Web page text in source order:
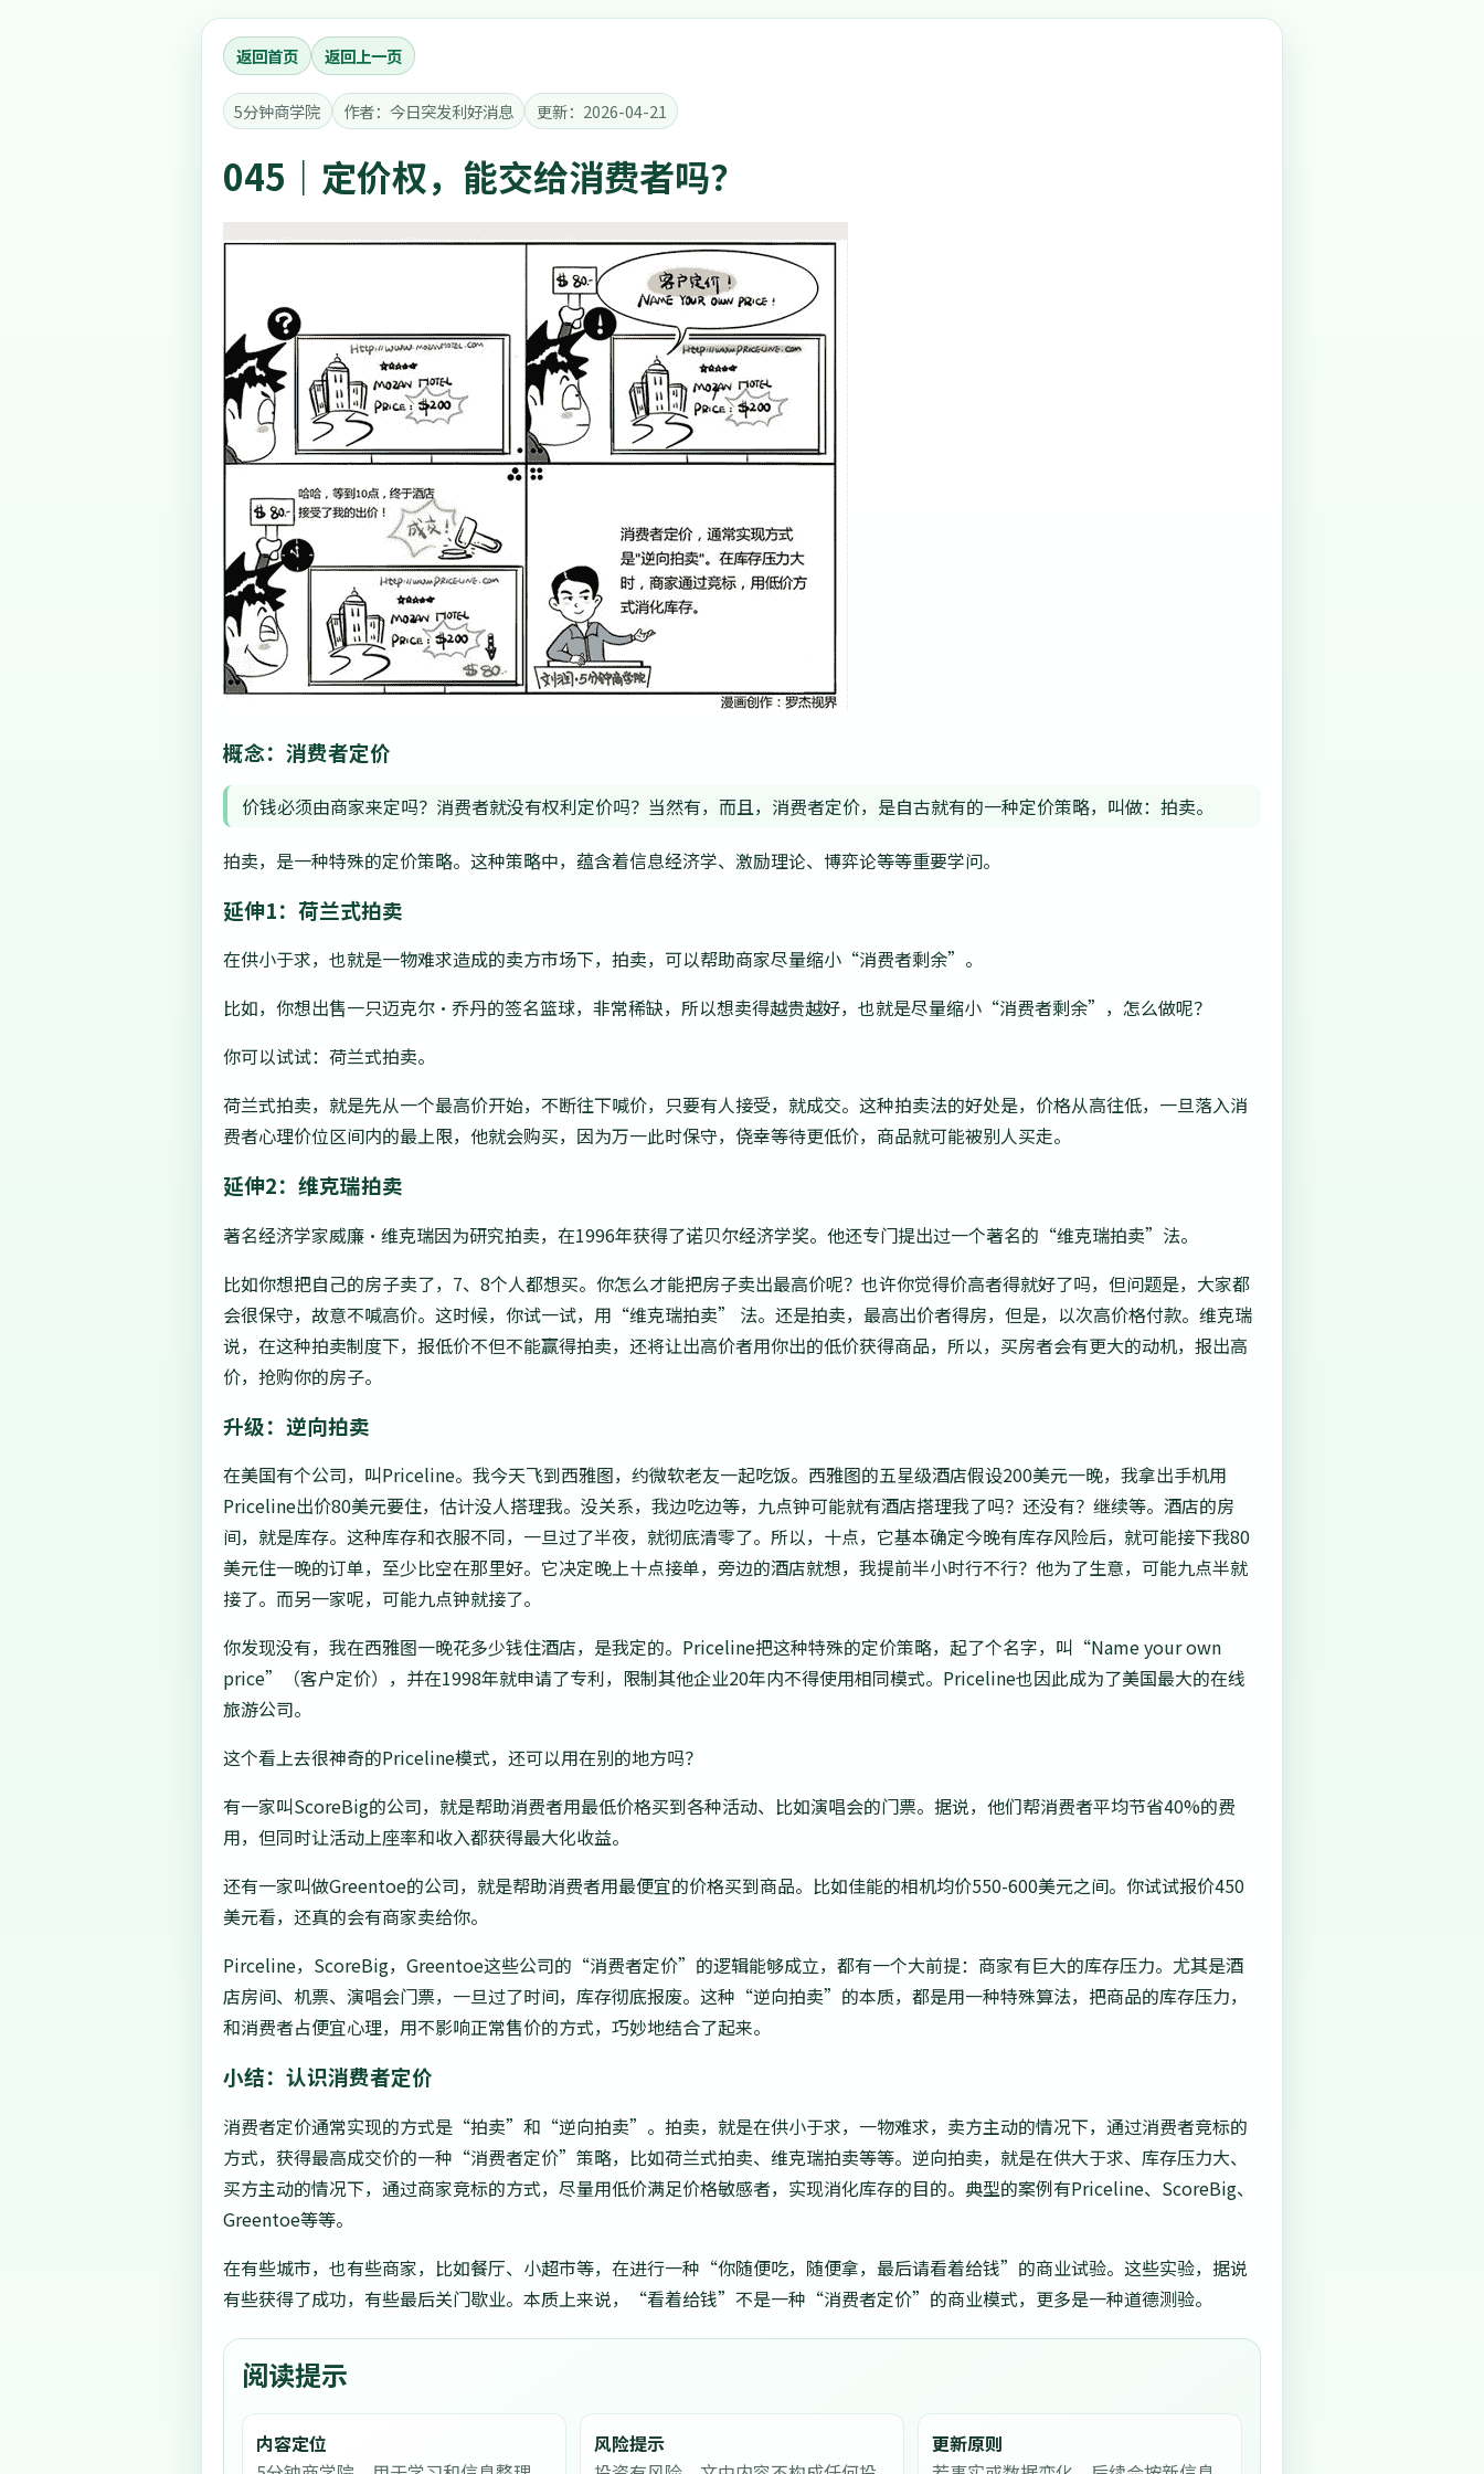
返回首页 返回上一页
5分钟商学院 作者：今日突发利好消息 更新：2026-04-21
045｜定价权，能交给消费者吗？
概念：消费者定价
价钱必须由商家来定吗？消费者就没有权利定价吗？当然有，而且，消费者定价，是自古就有的一种定价策略，叫做：拍卖。
拍卖，是一种特殊的定价策略。这种策略中，蕴含着信息经济学、激励理论、博弈论等等重要学问。
延伸1：荷兰式拍卖
在供小于求，也就是一物难求造成的卖方市场下，拍卖，可以帮助商家尽量缩小“消费者剩余”。
比如，你想出售一只迈克尔·乔丹的签名篮球，非常稀缺，所以想卖得越贵越好，也就是尽量缩小“消费者剩余”，怎么做呢？
你可以试试：荷兰式拍卖。
荷兰式拍卖，就是先从一个最高价开始，不断往下喊价，只要有人接受，就成交。这种拍卖法的好处是，价格从高往低，一旦落入消
费者心理价位区间内的最上限，他就会购买，因为万一此时保守，侥幸等待更低价，商品就可能被别人买走。
延伸2：维克瑞拍卖
著名经济学家威廉·维克瑞因为研究拍卖，在1996年获得了诺贝尔经济学奖。他还专门提出过一个著名的“维克瑞拍卖”法。
比如你想把自己的房子卖了，7、8个人都想买。你怎么才能把房子卖出最高价呢？也许你觉得价高者得就好了吗，但问题是，大家都
会很保守，故意不喊高价。这时候，你试一试，用“维克瑞拍卖” 法。还是拍卖，最高出价者得房，但是，以次高价格付款。维克瑞
说，在这种拍卖制度下，报低价不但不能赢得拍卖，还将让出高价者用你出的低价获得商品，所以，买房者会有更大的动机，报出高
价，抢购你的房子。
升级：逆向拍卖
在美国有个公司，叫Priceline。我今天飞到西雅图，约微软老友一起吃饭。西雅图的五星级酒店假设200美元一晚，我拿出手机用
Priceline出价80美元要住，估计没人搭理我。没关系，我边吃边等，九点钟可能就有酒店搭理我了吗？还没有？继续等。酒店的房
间，就是库存。这种库存和衣服不同，一旦过了半夜，就彻底清零了。所以，十点，它基本确定今晚有库存风险后，就可能接下我80
美元住一晚的订单，至少比空在那里好。它决定晚上十点接单，旁边的酒店就想，我提前半小时行不行？他为了生意，可能九点半就
接了。而另一家呢，可能九点钟就接了。
你发现没有，我在西雅图一晚花多少钱住酒店，是我定的。Priceline把这种特殊的定价策略，起了个名字，叫“Name your own
price”（客户定价），并在1998年就申请了专利，限制其他企业20年内不得使用相同模式。Priceline也因此成为了美国最大的在线
旅游公司。
这个看上去很神奇的Priceline模式，还可以用在别的地方吗？
有一家叫ScoreBig的公司，就是帮助消费者用最低价格买到各种活动、比如演唱会的门票。据说，他们帮消费者平均节省40%的费
用，但同时让活动上座率和收入都获得最大化收益。
还有一家叫做Greentoe的公司，就是帮助消费者用最便宜的价格买到商品。比如佳能的相机均价550-600美元之间。你试试报价450
美元看，还真的会有商家卖给你。
Pirceline，ScoreBig，Greentoe这些公司的“消费者定价”的逻辑能够成立，都有一个大前提：商家有巨大的库存压力。尤其是酒
店房间、机票、演唱会门票，一旦过了时间，库存彻底报废。这种“逆向拍卖”的本质，都是用一种特殊算法，把商品的库存压力，
和消费者占便宜心理，用不影响正常售价的方式，巧妙地结合了起来。
小结：认识消费者定价
消费者定价通常实现的方式是“拍卖”和“逆向拍卖”。拍卖，就是在供小于求，一物难求，卖方主动的情况下，通过消费者竞标的
方式，获得最高成交价的一种“消费者定价”策略，比如荷兰式拍卖、维克瑞拍卖等等。逆向拍卖，就是在供大于求、库存压力大、
买方主动的情况下，通过商家竞标的方式，尽量用低价满足价格敏感者，实现消化库存的目的。典型的案例有Priceline、ScoreBig、
Greentoe等等。
在有些城市，也有些商家，比如餐厅、小超市等，在进行一种“你随便吃，随便拿，最后请看着给钱”的商业试验。这些实验，据说
有些获得了成功，有些最后关门歇业。本质上来说，“看着给钱”不是一种“消费者定价”的商业模式，更多是一种道德测验。
阅读提示
内容定位
风险提示
更新原则